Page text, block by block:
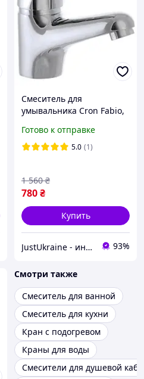
Смеситель для
умывальника Cron Fabio,
в умывальник, кран для
раковины Хром / Силумин
Готово к отправке
5.0 (1)
780₴
1 560 ₴
Купить
JustUkraine - интернет магазин мужской и женской обуви 93%
Смотри также
Смеситель для ванной
Смеситель для кухни
Кран с подогревом
Краны для воды
Смесители для душевой